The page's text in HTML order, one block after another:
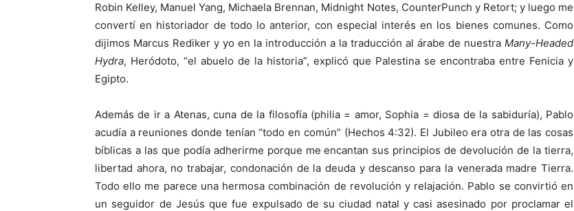
Robin Kelley, Manuel Yang, Michaela Brennan, Midnight Notes, CounterPunch y Retort; y luego me
convertí en historiador de todo lo anterior, con especial interés en los bienes comunes. Como
dijimos Marcus Rediker y yo en la introducción a la traducción al árabe de nuestra Many-Headed
Hydra, Heródoto, “el abuelo de la historia”, explicó que Palestina se encontraba entre Fenicia y
Egipto.
Además de ir a Atenas, cuna de la filosofía (philia = amor, Sophia = diosa de la sabiduría), Pablo
acudía a reuniones donde tenían “todo en común” (Hechos 4:32). El Jubileo era otra de las cosas
bíblicas a las que podía adherirme porque me encantan sus principios de devolución de la tierra,
libertad ahora, no trabajar, condonación de la deuda y descanso para la venerada madre Tierra.
Todo ello me parece una hermosa combinación de revolución y relajación. Pablo se convirtió en
un seguidor de Jesús que fue expulsado de su ciudad natal y casi asesinado por proclamar el